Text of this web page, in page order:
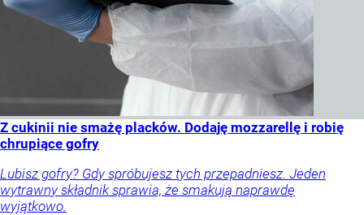
Z cukinii nie smażę placków. Dodaję mozzarellę i robię
chrupiące gofry
Lubisz gofry? Gdy spróbujesz tych przepadniesz. Jeden
wytrawny składnik sprawia, że smakują naprawdę
wyjątkowo.